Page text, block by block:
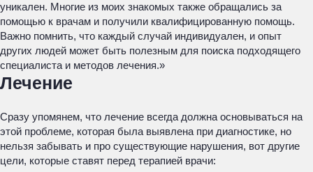
уникален. Многие из моих знакомых также обращались за
помощью к врачам и получили квалифицированную помощь.
Важно помнить, что каждый случай индивидуален, и опыт
других людей может быть полезным для поиска подходящего
специалиста и методов лечения.»
Лечение
Сразу упомянем, что лечение всегда должна основываться на
этой проблеме, которая была выявлена при диагностике, но
нельзя забывать и про существующие нарушения, вот другие
цели, которые ставят перед терапией врачи: